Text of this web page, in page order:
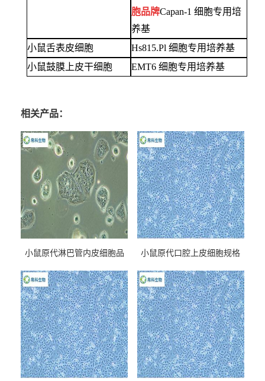
胞品牌Capan-1 细胞专用培
养基
小鼠舌表皮细胞
Hs815.Pl 细胞专用培养基
小鼠鼓膜上皮干细胞
EMT6 细胞专用培养基
相关产品：
小鼠原代淋巴管内皮细胞品
小鼠原代口腔上皮细胞规格